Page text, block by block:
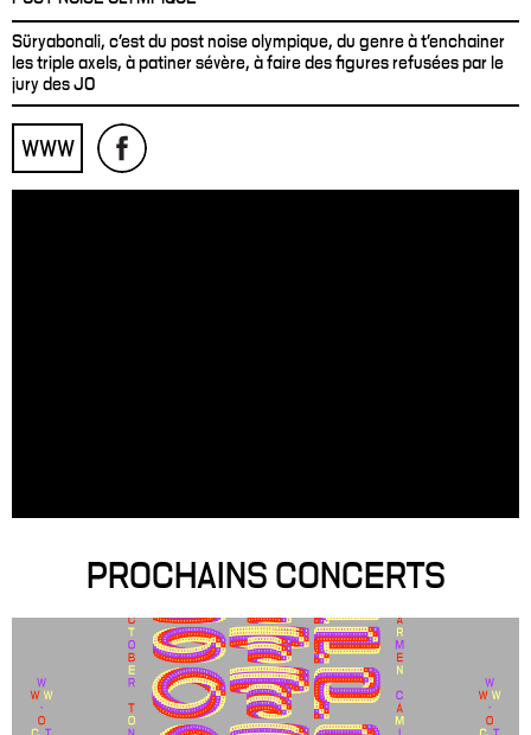
Süryabonali, c'est du post noise olympique, du genre à t'enchainer
les triple axels, à patiner sévère, à faire des figures refusées par le
jury des JO
WWW
PROCHAINS CONCERTS